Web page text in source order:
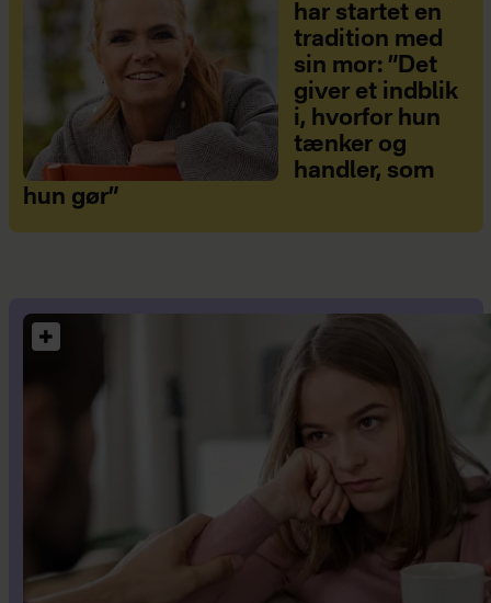
har startet en
tradition med
sin mor: ”Det
giver et indblik
i, hvorfor hun
tænker og
handler, som
hun gør”